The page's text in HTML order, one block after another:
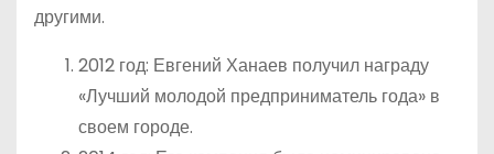
другими.
2012 год: Евгений Ханаев получил награду
«Лучший молодой предприниматель года» в
своем городе.